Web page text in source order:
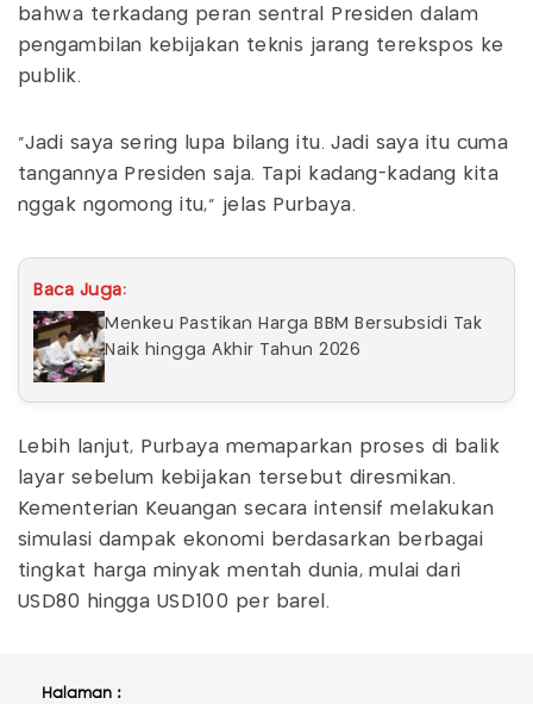
bahwa terkadang peran sentral Presiden dalam
pengambilan kebijakan teknis jarang terekspos ke
publik.
"Jadi saya sering lupa bilang itu. Jadi saya itu cuma
tangannya Presiden saja. Tapi kadang-kadang kita
nggak ngomong itu," jelas Purbaya.
Baca Juga:
Menkeu Pastikan Harga BBM Bersubsidi Tak
Naik hingga Akhir Tahun 2026
Lebih lanjut, Purbaya memaparkan proses di balik
layar sebelum kebijakan tersebut diresmikan.
Kementerian Keuangan secara intensif melakukan
simulasi dampak ekonomi berdasarkan berbagai
tingkat harga minyak mentah dunia, mulai dari
USD80 hingga USD100 per barel.
Halaman :